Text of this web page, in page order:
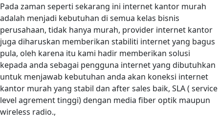
Pada zaman seperti sekarang ini internet kantor murah
adalah menjadi kebutuhan di semua kelas bisnis
perusahaan, tidak hanya murah, provider internet kantor
juga diharuskan memberikan stabiliti internet yang bagus
pula, oleh karena itu kami hadir memberikan solusi
kepada anda sebagai pengguna internet yang dibutuhkan
untuk menjawab kebutuhan anda akan koneksi internet
kantor murah yang stabil dan after sales baik, SLA ( service
level agrement tinggi) dengan media fiber optik maupun
wireless radio.,